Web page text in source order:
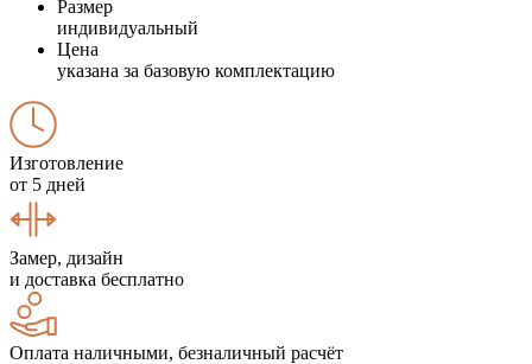
Размер
индивидуальный
Цена
указана за базовую комплектацию
Изготовление
от 5 дней
Замер, дизайн
и доставка бесплатно
Оплата наличными, безналичный расчёт